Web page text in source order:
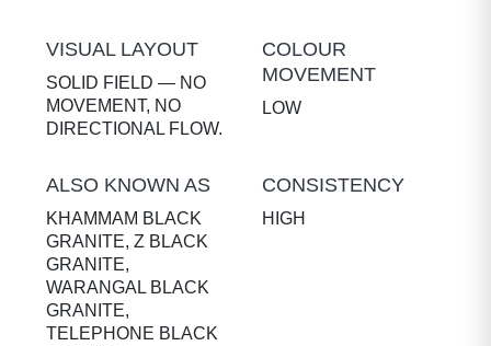
VISUAL LAYOUT
SOLID FIELD — NO
MOVEMENT, NO
DIRECTIONAL FLOW.
COLOUR
MOVEMENT
LOW
ALSO KNOWN AS
KHAMMAM BLACK
GRANITE, Z BLACK
GRANITE,
WARANGAL BLACK
GRANITE,
TELEPHONE BLACK
CONSISTENCY
HIGH